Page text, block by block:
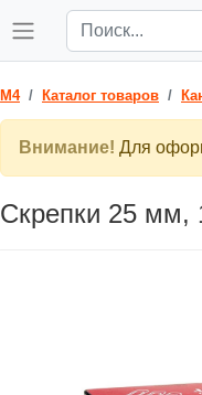
M4 Каталог товаров
Внимание! Для
Скрепки 25 мм,